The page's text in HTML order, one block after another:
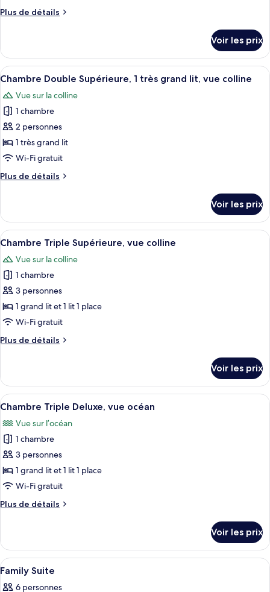
chambre :
Deluxe,
vue
océan
Plus de détails
Plus
le
type
de
Chambre
Double
Deluxe,
vue
océan
Voir les prix
Afficher
toutes
les
photos
pour
ce
type
chambre :
Supérieure,
1
très
grand
lit,
vue
colline
Une chambre d’hôtel avec un grand
6
Chambre Double Supérieure, 1 très grand lit, vue colline
Vue sur la colline
1 chambre
2 personnes
1 très grand lit
Wi-Fi gratuit
Plus de détails
Plus
le
type
de
Chambre
Double
Supérieure,
très
grand
lit,
vue
Voir les prix
Afficher
toutes
les
photos
pour
ce
type
chambre :
Supérieure,
vue
Une chambre d’hôtel avec deux
6
Chambre Triple Supérieure, vue colline
Vue sur la colline
1 chambre
3 personnes
1 grand lit et 1 lit 1 place
Wi-Fi gratuit
Plus de détails
Plus
le
type
de
Chambre
Triple
Supérieure,
vue
colline
Voir les prix
Afficher
toutes
les
photos
pour
ce
type
chambre :
Deluxe,
vue
océan
Une chambre d’hôtel avec deux
6
Chambre Triple Deluxe, vue océan
Vue sur l’océan
1 chambre
3 personnes
1 grand lit et 1 lit 1 place
Wi-Fi gratuit
Plus de détails
Plus
le
type
de
chambre
Voir les prix
Afficher
toutes
Une chambre d’hôtel avec deux lits,
3
Family Suite
6 personnes